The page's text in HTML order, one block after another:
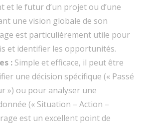
et le futur d’un projet ou d’une
une vision globale de son
est particulièrement utile pour
et identifier les opportunités.
: Simple et efficace, il peut être
une décision spécifique (« Passé
») ou pour analyser une
(« Situation – Action –
est un excellent point de